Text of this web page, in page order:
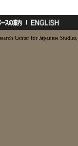
Center for Japanese